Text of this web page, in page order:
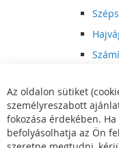
Szórakoztató
Multimédia
DVD,
Az oldalon sütiket
személyreszabott
fokozása érdekében.
befolyásolhatja az Ön